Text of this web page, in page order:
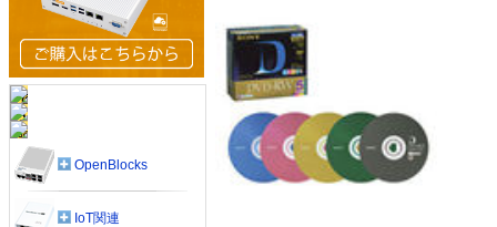
OpenBlocks
IoT関連